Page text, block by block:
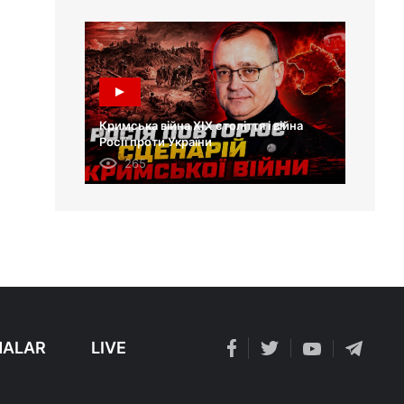
Кримська війна XIX століття і війна
Росії проти України
265
LIVE